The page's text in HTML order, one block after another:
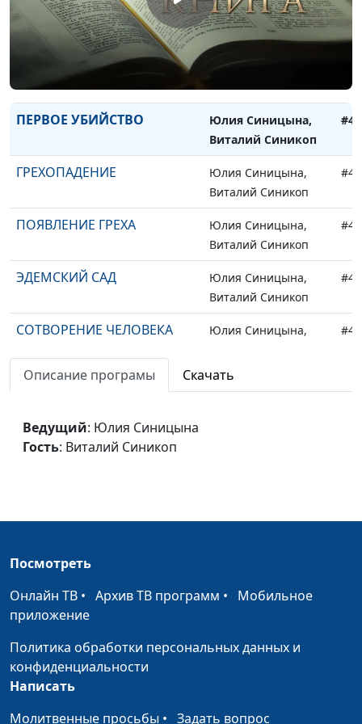
ПЛАН СПАСЕНИЯ
Юлия Синицына,
Владимир Пехтерев
БОГ БЛИЗОК
Юлия Синицына,
Владимир Пехтерев
ПЕРВОЕ УБИЙСТВО
Юлия Синицына,
Виталий Синикоп
ГРЕХОПАДЕНИЕ
Юлия Синицына,
Виталий Синикоп
ПОЯВЛЕНИЕ ГРЕХА
Юлия Синицына,
Виталий Синикоп
ЭДЕМСКИЙ САД
Юлия Синицына,
Виталий Синикоп
СОТВОРЕНИЕ ЧЕЛОВЕКА
Юлия Синицына,
СОТВОРЕНИЕ
Юлия Синицына,
МЕДЬ ВМЕСТО ЗОЛОТА
Заповеди Блаженства
Юлия Синицына,
Искушения Иисуса
Юлия Синицына,
Иоанн Креститель
Иван Лобанов
Описание програмы Скачать
Ведущий: Юлия Синицына
Гость: Виталий Синикоп
Посмотреть
Онлайн ТВ • Архив ТВ программ • Мобильное
приложение
Политика обработки персональных данных и
конфиденциальности
Написать
Молитвенные просьбы • Задать вопрос